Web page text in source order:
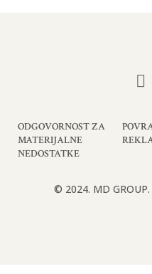
ODGOVORNOST ZA
MATERIJALNE
NEDOSTATKE
© 2024. MD GROUP.